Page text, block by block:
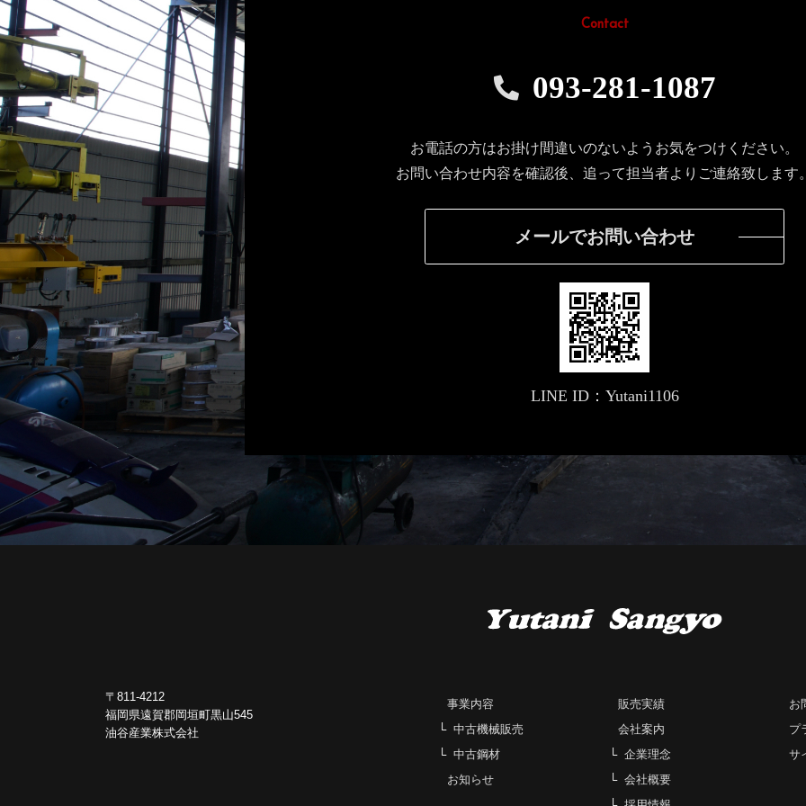
Contact
093-281-1087
お電話の方はお掛け間違いのないようお気をつけください。
お問い合わせ内容を確認後、追って担当者よりご連絡致します
メールでお問い合わせ
LINE ID：Yutani1106
〒811-4212
福岡県遠賀郡岡垣町黒山545
油谷産業株式会社
事業内容
中古機械販売
中古鋼材
お知らせ
販売実績
会社案内
企業理念
会社概要
お
プ
サ